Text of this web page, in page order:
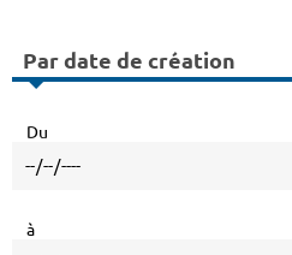
Par date de création
Du
à